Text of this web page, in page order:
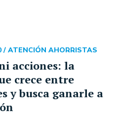
acciones: la
crece entre
y busca ganarle a
/ ATENCIÓN AHORRISTAS